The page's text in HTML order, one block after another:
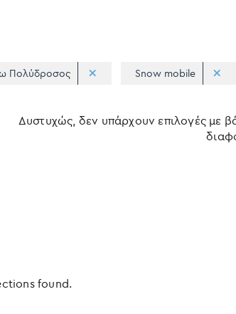
Πολύδροσος Snow mobile
Δυστυχώς, δεν υπάρχουν επιλογές με
found.